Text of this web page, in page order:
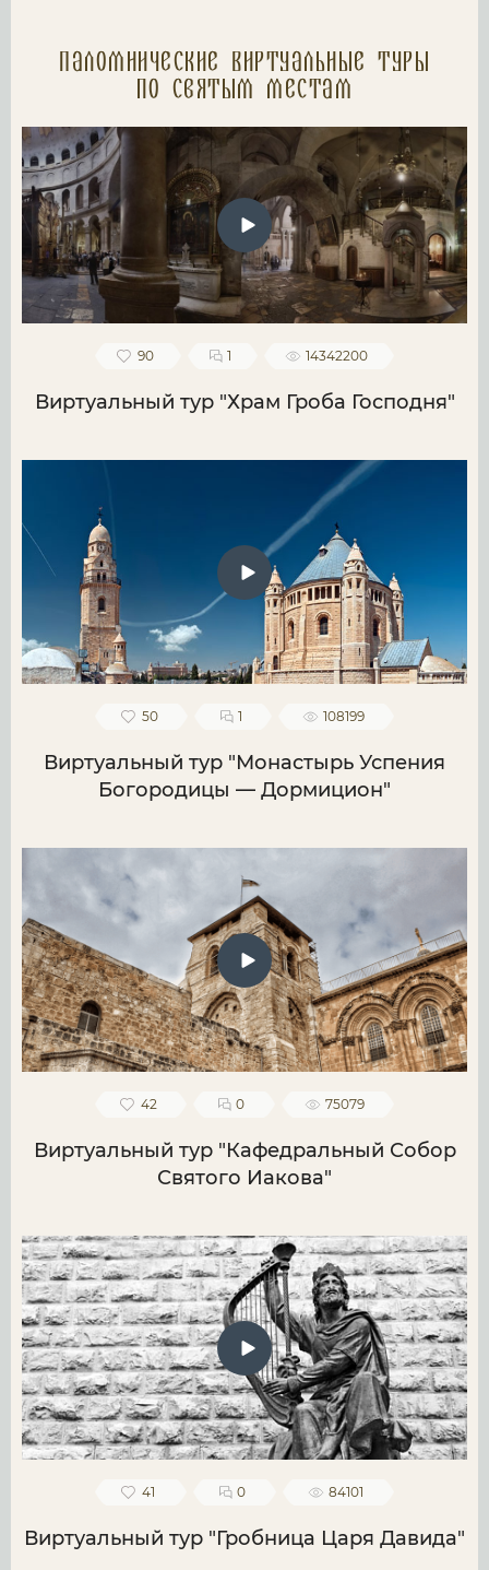
Паломнические Виртуальные туры
по святым местам
90 1 14342200
Виртуальный тур "Храм Гроба Господня"
50 1 108199
Виртуальный тур "Монастырь Успения
Богородицы — Дормицион"
42 0 75079
Виртуальный тур "Кафедральный Собор
Святого Иакова"
41 0 84101
Виртуальный тур "Гробница Царя Давида"